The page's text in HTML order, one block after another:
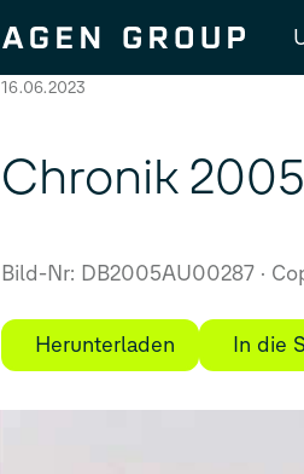
16.06.2023
Chronik
Bild-Nr: DB2005AU00287
Herunterladen In die